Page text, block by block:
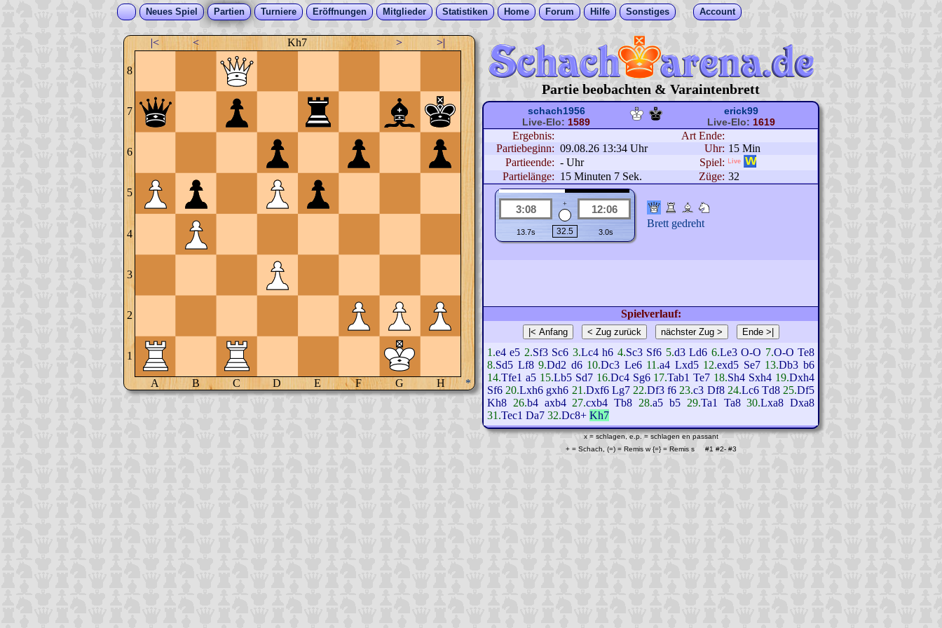
Neues Spiel Partien Turniere Eröffnungen Mitglieder Statistiken Home Forum Hilfe Sonstiges Account
|< < Kh7 > >|
8
7
6
5
4
3
2
1
A B C D E F G H *
Partie beobachten & Varaintenbrett
schach1956
Live-Elo: 1589
erick99
Live-Elo: 1619
Ergebnis:
Art Ende:
Partiebeginn: 09.08.26 13:34 Uhr Uhr: 15 Min
Partieende: - Uhr
Spiel:
Partielänge: 15 Minuten 7 Sek. Züge: 32
+
Brett gedreht
Spielverlauf:
1.e4 e5 2.Sf3 Sc6 3.Lc4 h6 4.Sc3 Sf6 5.d3 Ld6 6.Le3 O-O 7.O-O Te8
8.Sd5 Lf8 9.Dd2 d6 10.Dc3 Le6 11.a4 Lxd5 12.exd5 Se7 13.Db3 b6
14.Tfe1 a5 15.Lb5 Sd7 16.Dc4 Sg6 17.Tab1 Te7 18.Sh4 Sxh4 19.Dxh4
Sf6 20.Lxh6 gxh6 21.Dxf6 Lg7 22.Df3 f6 23.c3 Df8 24.Lc6 Td8 25.Df5
Kh8 26.b4 axb4 27.cxb4 Tb8 28.a5 b5 29.Ta1 Ta8 30.Lxa8 Dxa8
31.Tec1 Da7 32.Dc8+ Kh7
x = schlagen, e.p. = schlagen en passant
+ = Schach, (=) = Remis w {=} = Remis s #1 #2-#3